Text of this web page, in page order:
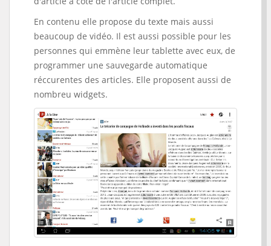
En contenu elle propose du texte mais aussi
beaucoup de vidéo. Il est aussi possible pour les
personnes qui emmène leur tablette avec eux, de
programmer une sauvegarde automatique
réccurentes des articles. Elle proposent aussi de
nombreu widgets.